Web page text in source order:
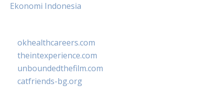
Ekonomi Indonesia
okhealthcareers.com
theintexperience.com
unboundedthefilm.com
catfriends-bg.org